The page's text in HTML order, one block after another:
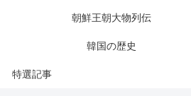
朝鮮王朝大物列伝
韓国の歴史
特選記事